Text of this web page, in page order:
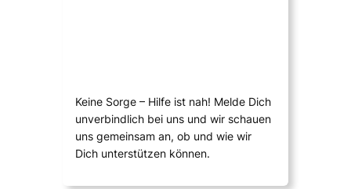
Keine Sorge – Hilfe ist nah! Melde Dich
unverbindlich bei uns und wir schauen
uns gemeinsam an, ob und wie wir
Dich unterstützen können.